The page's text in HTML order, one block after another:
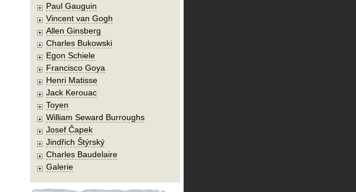
Paul Gauguin
Vincent van Gogh
Allen Ginsberg
Charles Bukowski
Egon Schiele
Francisco Goya
Henri Matisse
Jack Kerouac
Toyen
William Seward Burroughs
Josef Čapek
Jindřich Štýrský
Charles Baudelaire
Galerie